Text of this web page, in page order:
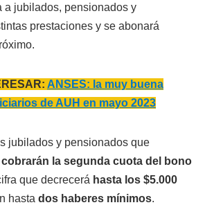
a jubilados, pensionados y
prestaciones y se abonará
ANSES: la muy buena
de AUH en mayo 2023
jubilados y pensionados que
cobrarán la segunda cuota del bono
que decrecerá hasta los $5.000
hasta dos haberes mínimos.